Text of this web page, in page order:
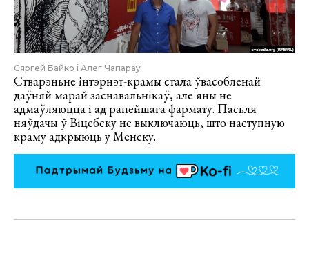
Сяргей Байко і Алег Чапараў
Стварэньне інтэрнэт-крамы стала ўвасобленай
даўняй марай заснавальнікаў, але яны не
адмаўляюцца і ад ранейшага фармату. Пасьля
няўдачы ў Віцебску не выключаюць, што наступную
краму адкрыюць у Менску.